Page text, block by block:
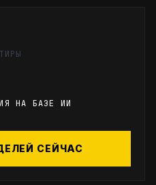
НА БАЗЕ ИИ
СЕЙЧАС